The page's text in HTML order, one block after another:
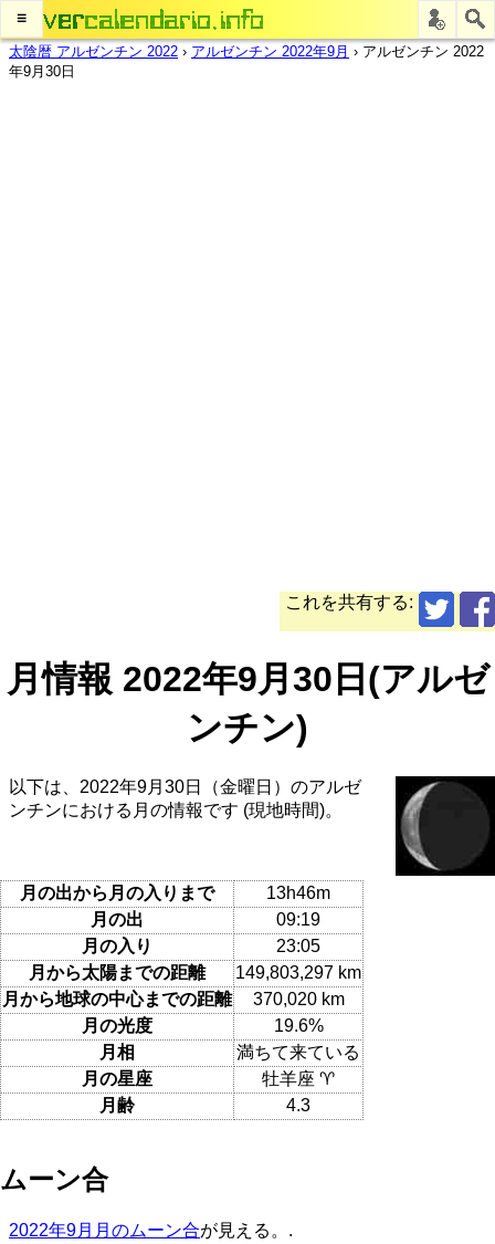
≡
太陰暦 アルゼンチン 2022 › アルゼンチン 2022年9月 › アルゼンチン 2022
年9月30日
これを共有する:
月情報 2022年9月30日(アルゼ
ンチン)
以下は、2022年9月30日（金曜日）のアルゼ
ンチンにおける月の情報です (現地時間)。
月の出から月の入りまで
13h46m
月の出
09:19
月の入り
23:05
月から太陽までの距離
149,803,297 km
月から地球の中心までの距離
370,020 km
月の光度
19.6%
月相
満ちて来ている
月の星座
牡羊座 ♈
月齢
4.3
ムーン合
2022年9月月のムーン合が見える。.